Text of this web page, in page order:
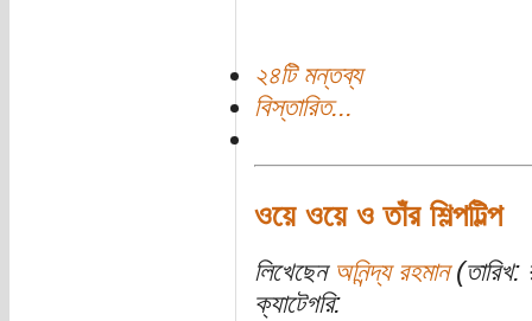
২৪টি মন্তব্য
বিস্তারিত...
ওয়ে ওয়ে ও তাঁর শিল্পটিল্প
লিখেছেন অনিন্দ্য রহমান(তারিখ:
ক্যাটেগরি: